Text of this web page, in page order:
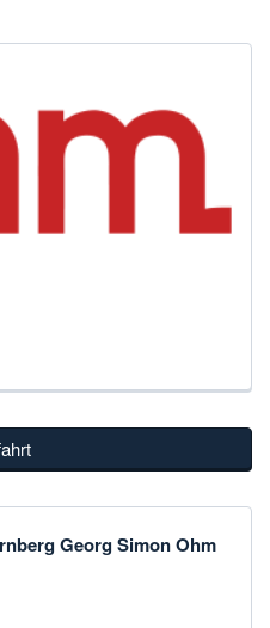
Georg Simon Ohm